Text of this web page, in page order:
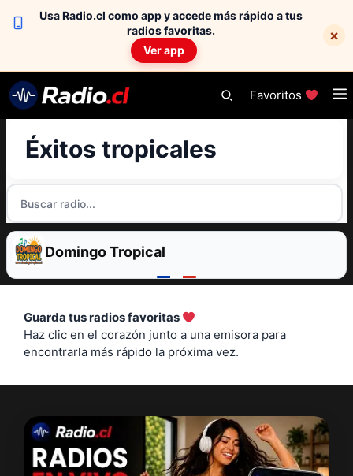
Usa Radio.cl como app y accede más rápido a tus
radios favoritas.
Ver app
×
Skip
to
content
Favoritos
Éxitos tropicales
Domingo Tropical
Guarda tus radios favoritas
Haz clic en el corazón junto a una emisora para
encontrarla más rápido la próxima vez.